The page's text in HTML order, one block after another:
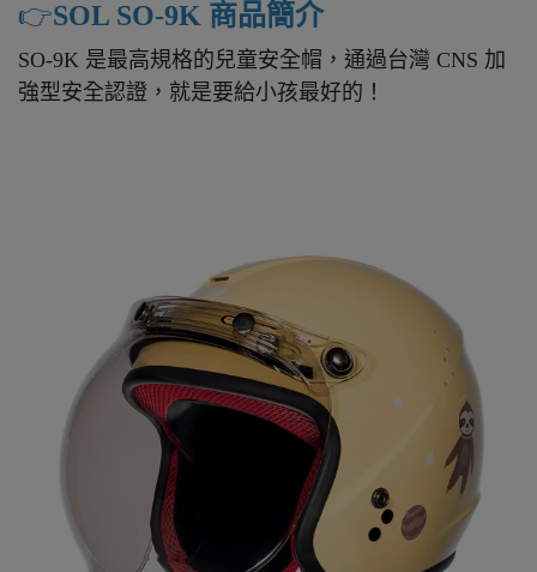
👉️SOL SO-9K 商品簡介
SO-9K 是最高規格的兒童安全帽，通過台灣 CNS 加
強型安全認證，就是要給小孩最好的！